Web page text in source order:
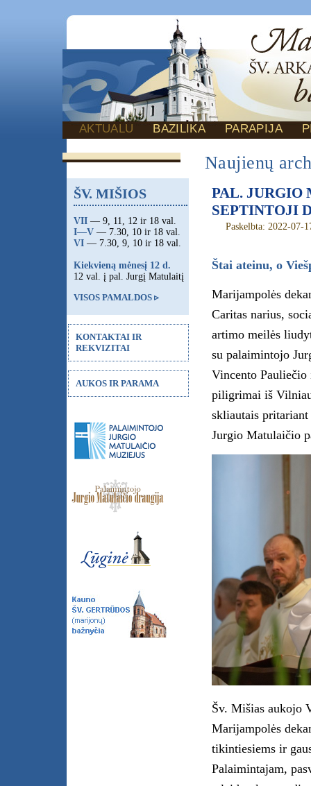
AKTUALU BAZILIKA PARAPIJA
Naujienų
PAL. JURGIO
SEPTINTOJI
Paskelbta: 2022-07-
Štai ateinu, o
Marijampolės
Caritas narius,
artimo meilės
su palaimintojo
Vincento
piligrimai iš
skliautais
Jurgio Matulaičio
Šv. Mišias aukojo
Marijampolės
tikintiesiems ir
Palaimintajam,
ŠV. MIŠIOS
VII — 9, 11, 12 ir 18 val.
I—V — 7.30, 10 ir 18 val.
VI — 7.30, 9, 10 ir 18 val.
Kiekvieną mėnesį 12 d.
12 val. į pal. Jurgį Matulaitį
VISOS PAMALDOS ▹
KONTAKTAI IR
REKVIZITAI
AUKOS IR PARAMA